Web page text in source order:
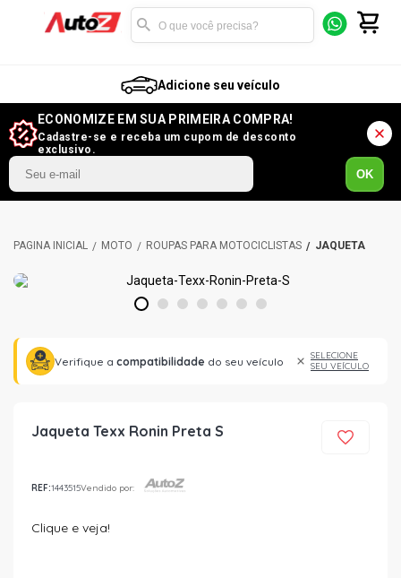
Adicione seu veículo
ECONOMIZE EM SUA PRIMEIRA COMPRA!
Cadastre-se e receba um cupom de desconto
exclusivo.
OK
MOTO ROUPAS PARA MOTOCICLISTAS JAQUETA
1 2 3 4 5 6 7
Verifique a compatibilidade do seu veículo
SELECIONE
SEU VEÍCULO
Jaqueta Texx Ronin Preta S
REF:1443515Vendido por:
Clique e veja!